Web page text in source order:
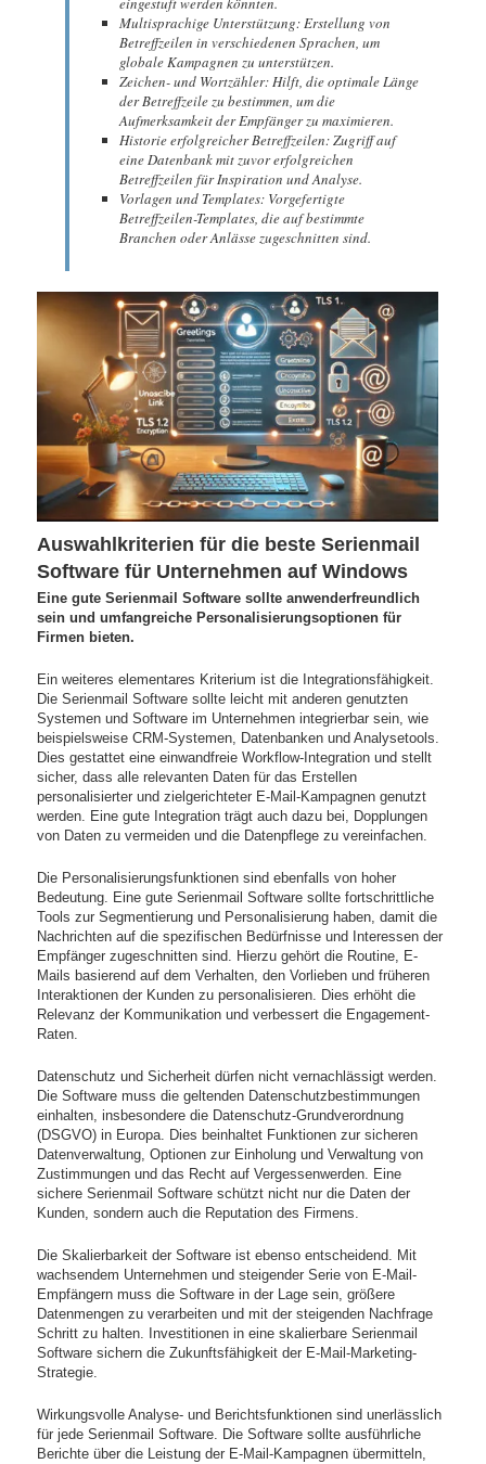
Multisprachige Unterstützung: Erstellung von
Betreffzeilen in verschiedenen Sprachen, um
globale Kampagnen zu unterstützen.
Zeichen- und Wortzähler: Hilft, die optimale Länge
der Betreffzeile zu bestimmen, um die
Aufmerksamkeit der Empfänger zu maximieren.
Historie erfolgreicher Betreffzeilen: Zugriff auf
eine Datenbank mit zuvor erfolgreichen
Betreffzeilen für Inspiration und Analyse.
Vorlagen und Templates: Vorgefertigte
Betreffzeilen-Templates, die auf bestimmte
Branchen oder Anlässe zugeschnitten sind.
Auswahlkriterien für die beste Serienmail
Software für Unternehmen auf Windows
Eine gute Serienmail Software sollte anwenderfreundlich
sein und umfangreiche Personalisierungsoptionen für
Firmen bieten.
Ein weiteres elementares Kriterium ist die Integrationsfähigkeit.
Die Serienmail Software sollte leicht mit anderen genutzten
Systemen und Software im Unternehmen integrierbar sein, wie
beispielsweise CRM-Systemen, Datenbanken und Analysetools.
Dies gestattet eine einwandfreie Workflow-Integration und stellt
sicher, dass alle relevanten Daten für das Erstellen
personalisierter und zielgerichteter E-Mail-Kampagnen genutzt
werden. Eine gute Integration trägt auch dazu bei, Dopplungen
von Daten zu vermeiden und die Datenpflege zu vereinfachen.
Die Personalisierungsfunktionen sind ebenfalls von hoher
Bedeutung. Eine gute Serienmail Software sollte fortschrittliche
Tools zur Segmentierung und Personalisierung haben, damit die
Nachrichten auf die spezifischen Bedürfnisse und Interessen der
Empfänger zugeschnitten sind. Hierzu gehört die Routine, E-
Mails basierend auf dem Verhalten, den Vorlieben und früheren
Interaktionen der Kunden zu personalisieren. Dies erhöht die
Relevanz der Kommunikation und verbessert die Engagement-
Raten.
Datenschutz und Sicherheit dürfen nicht vernachlässigt werden.
Die Software muss die geltenden Datenschutzbestimmungen
einhalten, insbesondere die Datenschutz-Grundverordnung
(DSGVO) in Europa. Dies beinhaltet Funktionen zur sicheren
Datenverwaltung, Optionen zur Einholung und Verwaltung von
Zustimmungen und das Recht auf Vergessenwerden. Eine
sichere Serienmail Software schützt nicht nur die Daten der
Kunden, sondern auch die Reputation des Firmens.
Die Skalierbarkeit der Software ist ebenso entscheidend. Mit
wachsendem Unternehmen und steigender Serie von E-Mail-
Empfängern muss die Software in der Lage sein, größere
Datenmengen zu verarbeiten und mit der steigenden Nachfrage
Schritt zu halten. Investitionen in eine skalierbare Serienmail
Software sichern die Zukunftsfähigkeit der E-Mail-Marketing-
Strategie.
Wirkungsvolle Analyse- und Berichtsfunktionen sind unerlässlich
für jede Serienmail Software. Die Software sollte ausführliche
Berichte über die Leistung der E-Mail-Kampagnen übermitteln,